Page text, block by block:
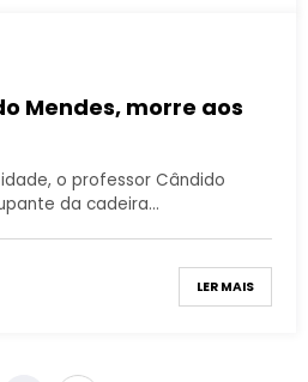
Mendes, morre aos
o professor Cândido
da cadeira…
LER MAIS